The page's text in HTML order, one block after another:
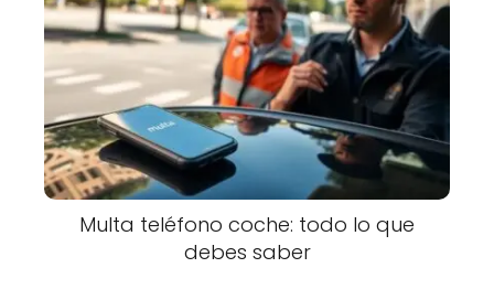
Multa teléfono coche: todo lo que
debes saber